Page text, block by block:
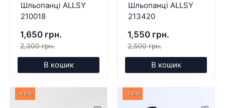
Шльопанці ALLSY
210018
1,650 грн.
2,300 грн.
В кошик
Шльопанці ALLSY
213420
1,550 грн.
2,500 грн.
В кошик
-40% -50%